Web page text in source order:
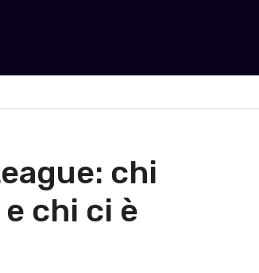
chi
chi ci è